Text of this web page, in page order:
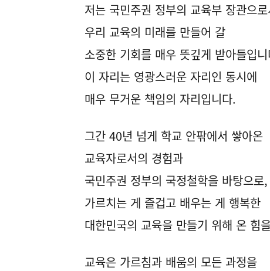
저는 국민주권 정부의 교육부 장관으로
우리 교육의 미래를 만들어 갈
소중한 기회를 매우 뜻깊게 받아들입
이 자리는 영광스러운 자리인 동시에
매우 무거운 책임의 자리입니다.
그간 40년 넘게 학교 안팎에서 쌓아온
교육자로서의 경험과
국민주권 정부의 국정철학을 바탕으로,
가르치는 게 즐겁고 배우는 게 행복한
대한민국의 교육을 만들기 위해 온 힘
교육은 가르침과 배움의 모든 과정을